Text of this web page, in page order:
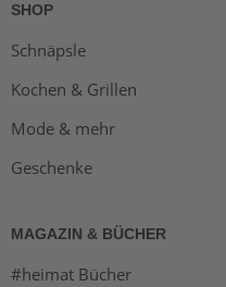
SHOP
Schnäpsle
Kochen & Grillen
Mode & mehr
Geschenke
MAGAZIN & BÜCHER
#heimat Bücher